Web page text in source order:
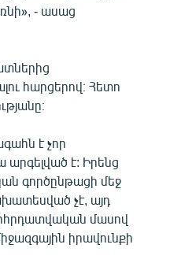
- ասաց
հարցերով։ Հետո
է չոր
արգելված է: Իրենց
գործընթացի մեջ
չէ, այդ
մասով
իրավունքի